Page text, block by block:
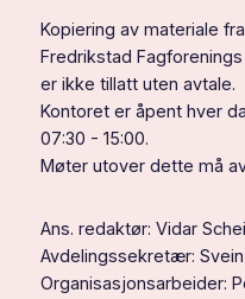
Kopiering av materiale
Fredrikstad
er ikke tillatt uten avtale.
Kontoret er åpent hver
07:30 - 15:00.
Møter utover dette må
Ans. redaktør: Vidar Schei
Avdelingssekretær:
Organisasjonsarbeider: